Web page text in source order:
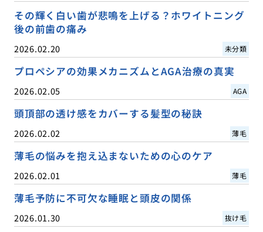
その輝く白い歯が悲鳴を上げる？ホワイトニング
後の前歯の痛み
2026.02.20 未分類
プロペシアの効果メカニズムとAGA治療の真実
2026.02.05 AGA
頭頂部の透け感をカバーする髪型の秘訣
2026.02.02 薄毛
薄毛の悩みを抱え込まないための心のケア
2026.02.01 薄毛
薄毛予防に不可欠な睡眠と頭皮の関係
2026.01.30 抜け毛